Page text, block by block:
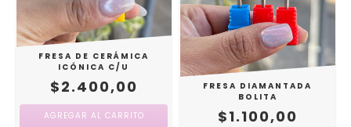
FRESA DE CERÁMICA
ICÓNICA C/U
$2.400,00
AGREGAR AL CARRITO
FRESA DIAMANTADA
BOLITA
$1.100,00